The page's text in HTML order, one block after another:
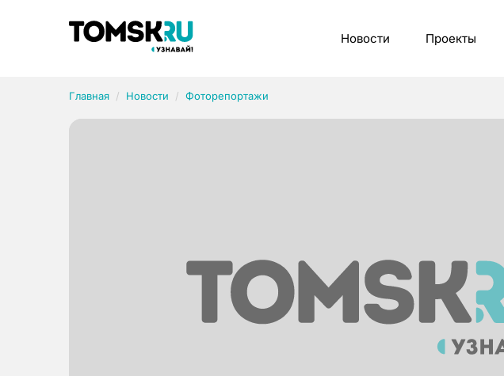
Новости Проекты
Главная Новости Фоторепортажи
Рубрики